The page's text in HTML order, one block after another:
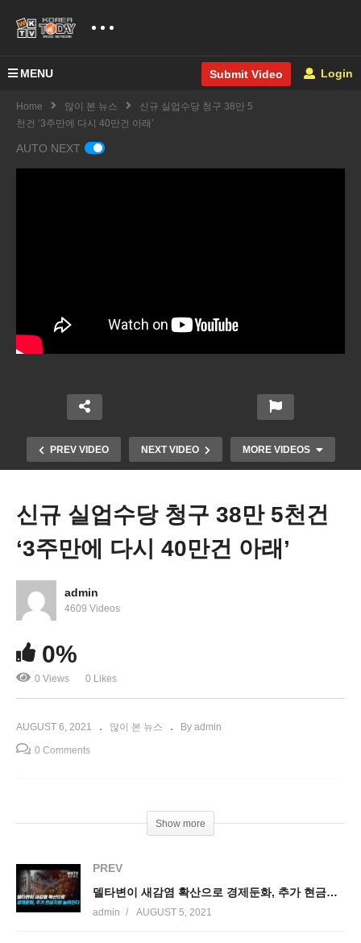
MENU Submit Video Login
Home 많이 본 뉴스
신규 실업수당 청구 38만 5
천건 ‘3주만에 다시 40만건 아래’
AUTO NEXT
PREV VIDEO NEXT VIDEO MORE VIDEOS
독자안 착수
신규 실업수당 청구 38만 5천건
‘3주만에 다시 40만건 아래’
admin
4609 Videos
0%
0 Views 0 Likes
AUGUST 6, 2021 많이 본 뉴스 By admin
0 Comments
Show more
PREV
델타변이 새감염 확산으로 경제둔화, 추가 현금지원 높아진다
admin AUGUST 5, 2021